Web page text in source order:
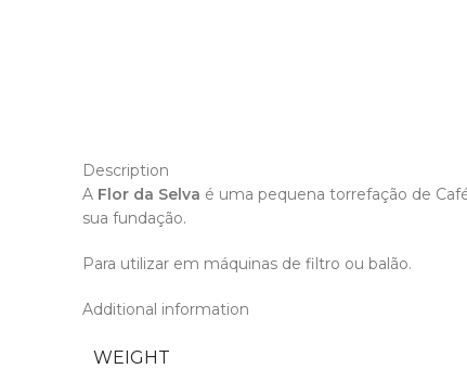
Description
A Flor da Selva é uma pequena torrefação de
sua fundação.
Para utilizar em máquinas de filtro ou balão.
Additional information
WEIGHT